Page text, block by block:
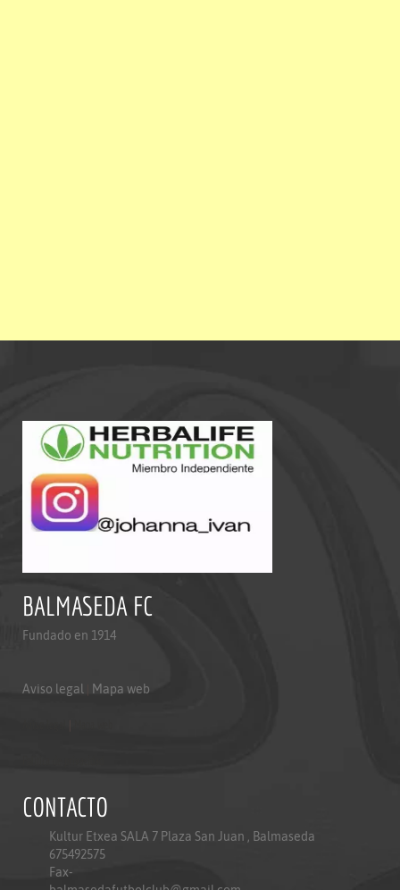
BALMASEDA FC
Fundado en 1914
Aviso legal Mapa web
CONTACTO
Kultur Etxea SALA 7 Plaza San Juan , Balmaseda
675492575
Fax-